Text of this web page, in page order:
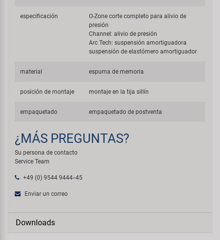
especificación
O-Zone corte completo para alivio de
presión
Channel: alivio de presión
Arc Tech: suspensión amortiguadora
suspensión de elastómero amortiguador
material espuma de memoria
posición de montaje montaje en la tija sillín
empaquetado empaquetado de postventa
¿MÁS PREGUNTAS?
Su persona de contacto
Service Team
+49 (0) 9544 9444--45
Enviar un correo
Downloads